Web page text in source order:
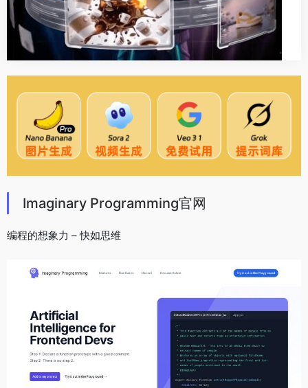
Imaginary Programming官网
编程的想象力 – 快如思维